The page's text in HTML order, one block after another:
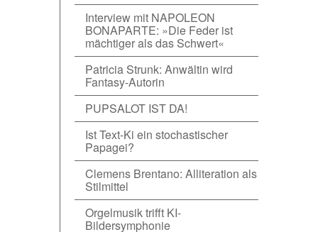
Interview mit NAPOLEON
BONAPARTE: »Die Feder ist
mächtiger als das Schwert«
Patricia Strunk: Anwältin wird
Fantasy-Autorin
PUPSALOT IST DA!
Ist Text-Ki ein stochastischer
Papagei?
Clemens Brentano: Alliteration als
Stilmittel
Orgelmusik trifft KI-
Bildersymphonie